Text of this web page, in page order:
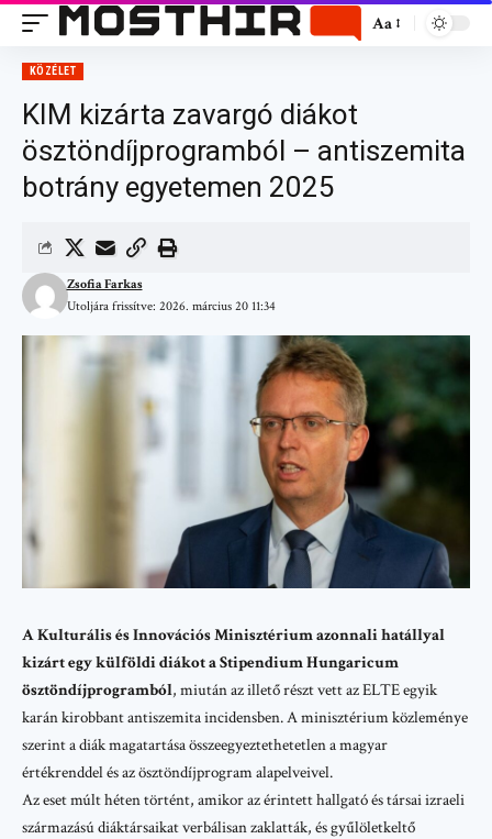
Aa
KÖZÉLET
KIM kizárta zavargó diákot
ösztöndíjprogramból – antiszemita
botrány egyetemen 2025
Utoljára frissítve: 2026. március 20 11:34
Zsofia Farkas
A Kulturális és Innovációs Minisztérium azonnali hatállyal
kizárt egy külföldi diákot a Stipendium Hungaricum
ösztöndíjprogramból, miután az illető részt vett az ELTE egyik
karán kirobbant antiszemita incidensben. A minisztérium közleménye
szerint a diák magatartása összeegyeztethetetlen a magyar
értékrenddel és az ösztöndíjprogram alapelveivel.
Az eset múlt héten történt, amikor az érintett hallgató és társai izraeli
származású diáktársaikat verbálisan zaklatták, és gyűlöletkeltő